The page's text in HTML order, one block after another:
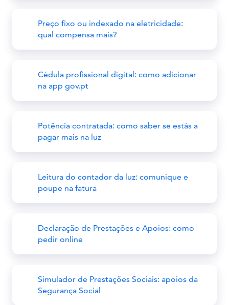
Preço fixo ou indexado na eletricidade:
qual compensa mais?
Cédula profissional digital: como adicionar
na app gov.pt
Potência contratada: como saber se estás a
pagar mais na luz
Leitura do contador da luz: comunique e
poupe na fatura
Declaração de Prestações e Apoios: como
pedir online
Simulador de Prestações Sociais: apoios da
Segurança Social